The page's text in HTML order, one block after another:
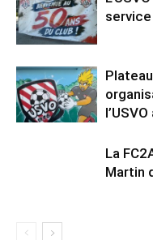
La
Martin